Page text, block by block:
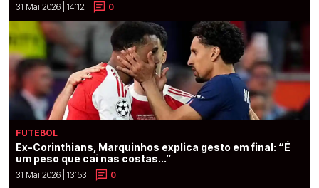
31 Mai 2026 | 14:12 0
FUTEBOL
Ex-Corinthians, Marquinhos explica gesto em final: “É
um peso que cai nas costas...”
31 Mai 2026 | 13:53 0